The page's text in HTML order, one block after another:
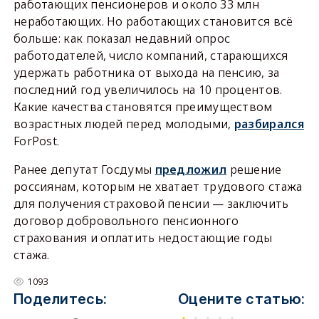
работающих пенсионеров и около 33 млн
неработающих. Но работающих становится всё
больше: как показал недавний опрос
работодателей, число компаний, старающихся
удержать работника от выхода на пенсию, за
последний год увеличилось на 10 процентов.
Какие качества становятся преимуществом
возрастных людей перед молодыми, разбирался
ForPost.
Ранее депутат Госдумы предложил решение
россиянам, которым не хватает трудового стажа
для получения страховой пенсии — заключить
договор добровольного пенсионного
страхования и оплатить недостающие годы
стажа.
1093
Поделитесь: Оцените статью: